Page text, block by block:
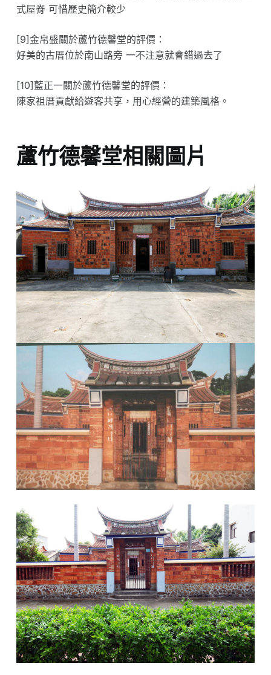
式屋脊 可惜歷史簡介較少
[9]金帛盛關於蘆竹德馨堂的評價：
好美的古厝位於南山路旁 一不注意就會錯過去了
[10]藍正一關於蘆竹德馨堂的評價：
陳家祖厝貢獻給遊客共享，用心經營的建築風格。
蘆竹德馨堂相關圖片